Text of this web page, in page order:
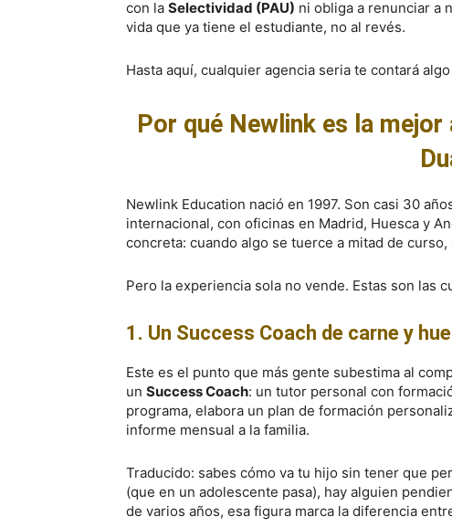
con la Selectividad (PAU) ni obliga a renunciar a
vida que ya tiene el estudiante, no al revés.
Hasta aquí, cualquier agencia seria te contará
Por qué Newlink es la
Newlink Education nació en 1997. Son casi 30
internacional, con oficinas en Madrid, Huesca y
concreta: cuando algo se tuerce a mitad de
Pero la experiencia sola no vende. Estas son las
1. Un Success Coach de carne y
Este es el punto que más gente subestima al
un Success Coach: un tutor personal con
programa, elabora un plan de formación
informe mensual a la familia.
Traducido: sabes cómo va tu hijo sin tener que
(que en un adolescente pasa), hay alguien
de varios años, esa figura marca la diferencia